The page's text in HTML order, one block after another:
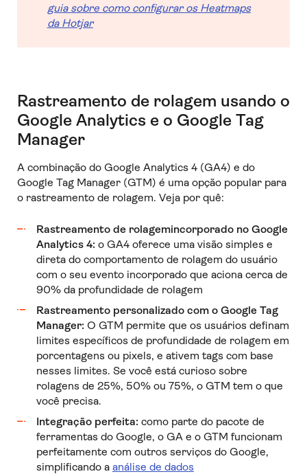
guia sobre como configurar os Heatmaps
da Hotjar
Rastreamento de rolagem usando o
Google Analytics e o Google Tag
Manager
A combinação do Google Analytics 4 (GA4) e do
Google Tag Manager (GTM) é uma opção popular para
o rastreamento de rolagem. Veja por quê:
Rastreamento de rolagemincorporado no Google
Analytics 4: o GA4 oferece uma visão simples e
direta do comportamento de rolagem do usuário
com o seu evento incorporado que aciona cerca de
90% da profundidade de rolagem
Rastreamento personalizado com o Google Tag
Manager: O GTM permite que os usuários definam
limites específicos de profundidade de rolagem em
porcentagens ou pixels, e ativem tags com base
nesses limites. Se você está curioso sobre
rolagens de 25%, 50% ou 75%, o GTM tem o que
você precisa.
Integração perfeita: como parte do pacote de
ferramentas do Google, o GA e o GTM funcionam
perfeitamente com outros serviços do Google,
simplificando a análise de dados